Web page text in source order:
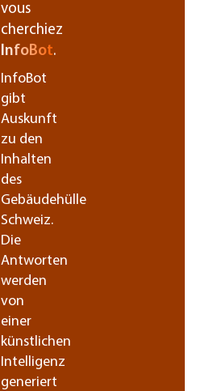
vous
cherchiez
InfoBot.
InfoBot
gibt
Auskunft
zu den
Inhalten
des
Gebäudehülle
Schweiz.
Die
Antworten
werden
von
einer
künstlichen
Intelligenz
generiert